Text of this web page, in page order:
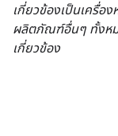
เกี่ยวข้องเป็นเครื่อ
ผลิตภัณฑ์อื่นๆ ทั้งหม
เกี่ยวข้อง